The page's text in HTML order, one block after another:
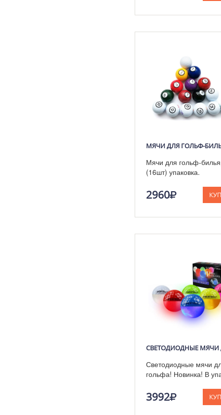
Мячи для гольф-
(16шт) упаковка.
2960
Светодиодные мячи
гольфа! Новинка! В
3992